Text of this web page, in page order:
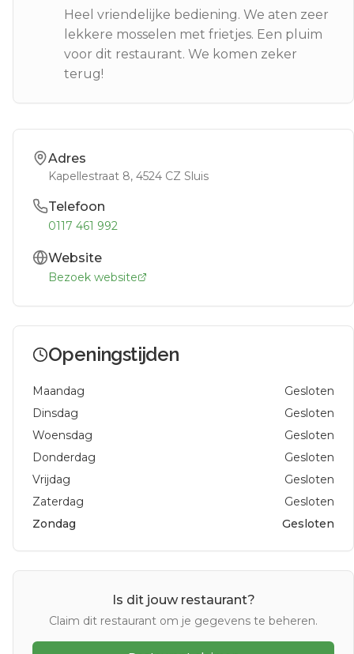
Heel vriendelijke bediening. We aten zeer
lekkere mosselen met frietjes. Een pluim
voor dit restaurant. We komen zeker
terug!
Adres
Kapellestraat 8, 4524 CZ Sluis
Telefoon
0117 461 992
Website
Bezoek website
Openingstijden
Maandag
Gesloten
Dinsdag
Gesloten
Woensdag
Gesloten
Donderdag
Gesloten
Vrijdag
Gesloten
Zaterdag
Gesloten
Zondag
Gesloten
Is dit jouw restaurant?
Claim dit restaurant om je gegevens te beheren.